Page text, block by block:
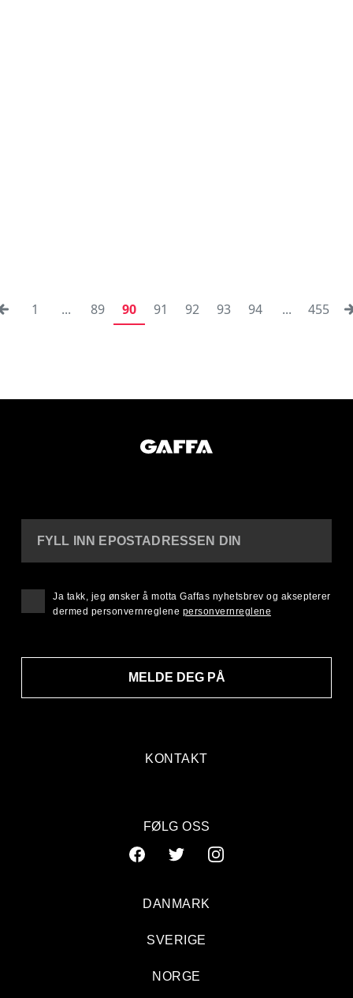
1 ... 89 90 91 92 93 94 ... 455
KONTAKT
FYLL INN EPOSTADRESSEN DIN
MELDE DEG PÅ
Ja takk, jeg ønsker å motta Gaffas nyhetsbrev og aksepterer
dermed personvernreglene personvernreglene
FØLG OSS
DANMARK
SVERIGE
NORGE